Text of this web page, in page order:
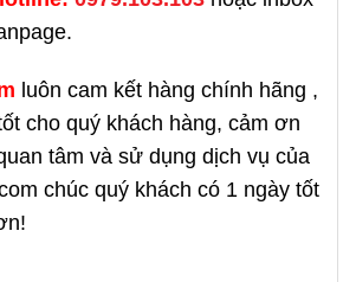
luôn cam kết hàng chính hãng ,
cho quý khách hàng, cảm ơn
tâm và sử dụng dịch vụ của
chúc quý khách có 1 ngày tốt